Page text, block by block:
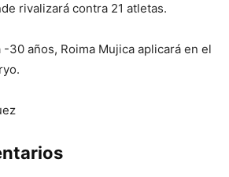
rivalizará contra 21 atletas.
-30 años, Roima Mujica aplicará en el